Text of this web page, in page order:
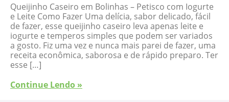
Queijinho Caseiro em Bolinhas – Petisco com Iogurte
e Leite Como Fazer Uma delícia, sabor delicado, fácil
de fazer, esse queijinho caseiro leva apenas leite e
iogurte e temperos simples que podem ser variados
a gosto. Fiz uma vez e nunca mais parei de fazer, uma
receita econômica, saborosa e de rápido preparo. Ter
esse […]
Continue Lendo »